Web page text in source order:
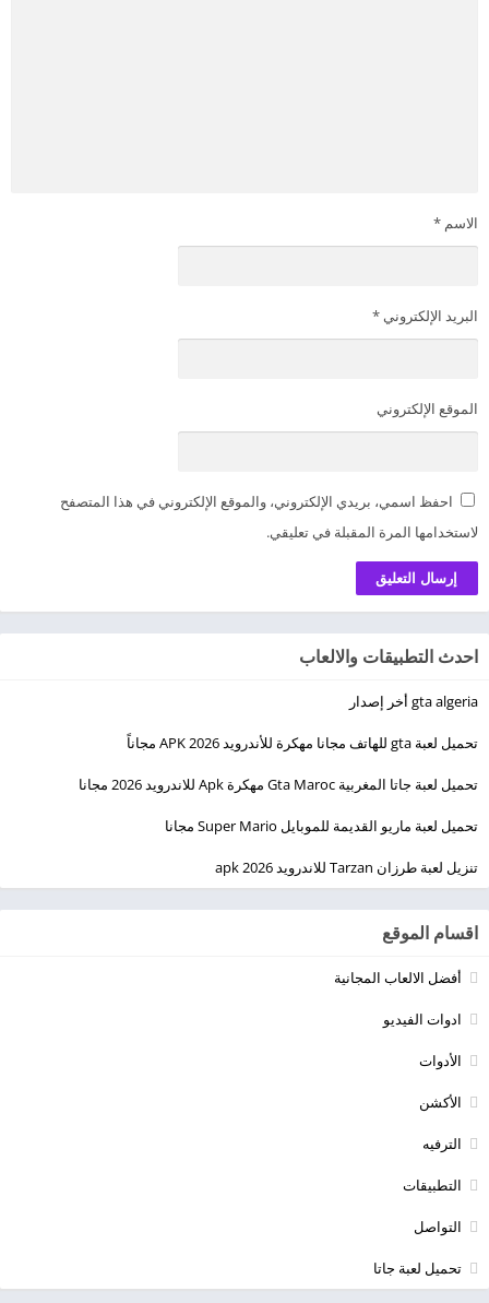
الاسم *
البريد الإلكتروني *
الموقع الإلكتروني
احفظ اسمي، بريدي الإلكتروني، والموقع الإلكتروني في هذا المتصفح
لاستخدامها المرة المقبلة في تعليقي.
احدث التطبيقات والالعاب
gta algeria أخر إصدار
تحميل لعبة gta للهاتف مجانا مهكرة للأندرويد 2026 APK مجاناً
تحميل لعبة جاتا المغربية Gta Maroc مهكرة Apk للاندرويد 2026 مجانا
تحميل لعبة ماريو القديمة للموبايل Super Mario مجانا
تنزيل لعبة طرزان Tarzan للاندرويد apk 2026
اقسام الموقع
أفضل الالعاب المجانية
ادوات الفيديو
الأدوات
الأكشن
الترفيه
التطبيقات
التواصل
تحميل لعبة جاتا